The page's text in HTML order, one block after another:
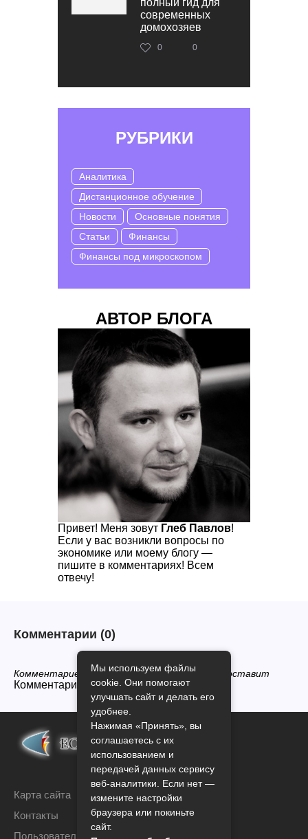
современных
домохозяев
0 0
РУБРИКИ
Аналитика
Дистанционное обучение
Новости
Основные понятия
Статьи
Финансы
Финансы под микроскопом
АВТОР БЛОГА
Привет! Меня зовут Глеб Павлов!
Если у вас возникли вопросы по
экономике или моему блогу —
пишите в комментариях! Всем
отвечу!
Комментарии (0)
Комментариев нет, будьте первым кто его оставит
Комментарии закрыты.
Карта сайта
Контакты
Пользовательское соглашение
Мы используем файлы
cookie. Они помогают
улучшать сайт и делать его
удобнее.
Нажимая «Принять», вы
соглашаетесь с их
использованием и
передачей данных сервису
веб-аналитики. Если нет —
измените настройки
браузера или покиньте
сайт.